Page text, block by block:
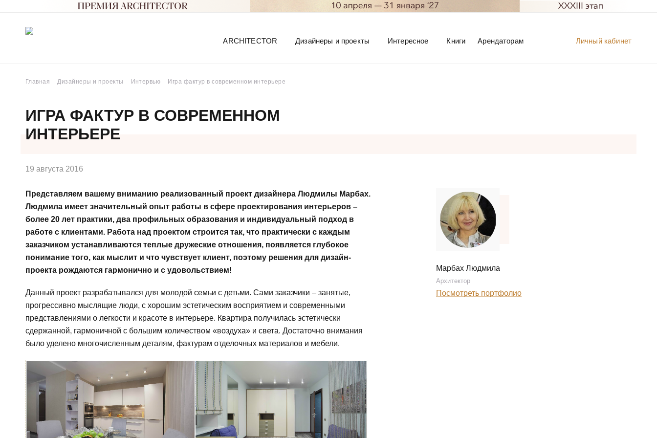
Личный кабинет
ARCHITECTOR Дизайнеры и проекты Интересное Книги Арендаторам
Главная Дизайнеры и проекты Интервью Игра фактур в современном интерьере
ИГРА ФАКТУР В СОВРЕМЕННОМ
ИНТЕРЬЕРЕ
19 августа 2016
Марбах Людмила
Архитектор
Посмотреть портфолио
Представляем вашему вниманию реализованный проект дизайнера Людмилы Марбах.
Людмила имеет значительный опыт работы в сфере проектирования интерьеров –
более 20 лет практики, два профильных образования и индивидуальный подход в
работе с клиентами. Работа над проектом строится так, что практически с каждым
заказчиком устанавливаются теплые дружеские отношения, появляется глубокое
понимание того, как мыслит и что чувствует клиент, поэтому решения для дизайн-
проекта рождаются гармонично и с удовольствием!
Данный проект разрабатывался для молодой семьи с детьми. Сами заказчики – занятые,
прогрессивно мыслящие люди, с хорошим эстетическим восприятием и современными
представлениями о легкости и красоте в интерьере. Квартира получилась эстетически
сдержанной, гармоничной с большим количеством «воздуха» и света. Достаточно внимания
было уделено многочисленным деталям, фактурам отделочных материалов и мебели.